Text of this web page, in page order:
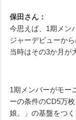
保田さん：
今思えば、1期メン
ジャーデビューか
当時はその3か月が
1期メンバーがモー
ーの条件のCD5万
娘。」の基盤をつ